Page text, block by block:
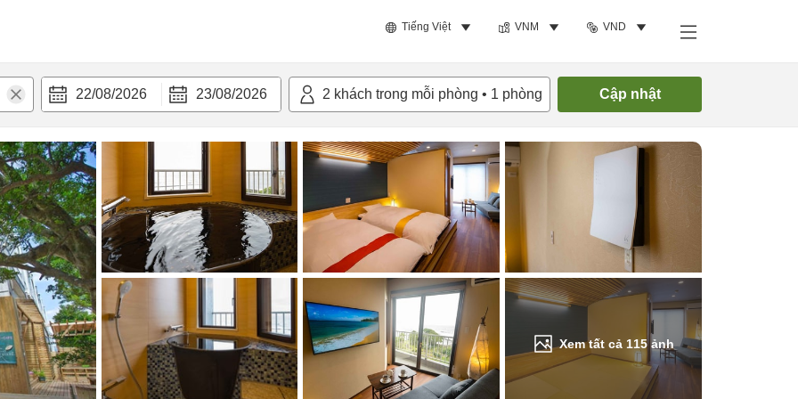
Tiếng Việt VNM VND
22/08/2026 23/08/2026 2 khách trong mỗi phòng • 1 phòng Cập nhật
Xem tất cả 115ảnh
nghi Tìm phòng trống